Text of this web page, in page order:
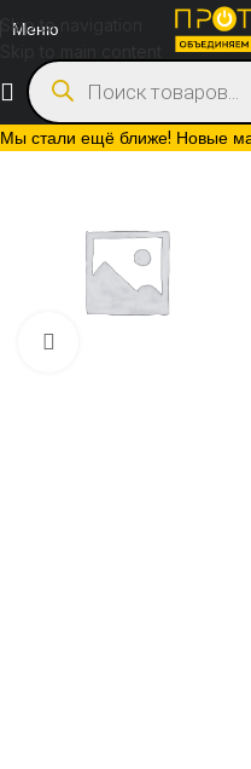
Skip to navigation
Мы стали ещё ближе! Новые
Меню